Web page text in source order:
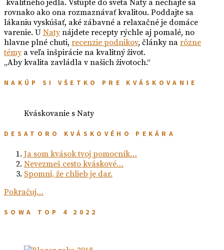
kvalitného jedla. Vstúpte do sveta Naty a nechajte sa
rovnako ako ona rozmaznávať kvalitou. Poddajte sa
lákaniu vyskúšať, aké zábavné a relaxačné je domáce
varenie. U Natynájdete recepty rýchle aj pomalé, no
hlavne plné chuti, recenzie podnikov, články na rôzne
témya veľa inšpirácie na kvalitný život.
„Aby kvalita zavládla v našich životoch.“
NAKÚP SI VŠETKO PRE KVÁSKOVANIE
Kváskovanie s Naty
DESATORO KVÁSKOVÉHO PEKÁRA
Ja som kvások tvoj pomocník…
Nevezmeš cesto kváskové…
Spomni, že chlieb je dar.
Pokračuj…
SOWA TOP 4 2022